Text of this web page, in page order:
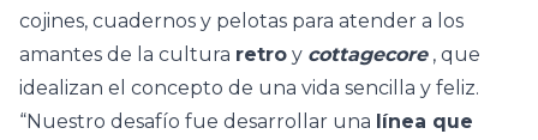
cojines, cuadernos y pelotas para atender a los
amantes de la cultura retro y cottagecore, que
idealizan el concepto de una vida sencilla y feliz.
“Nuestro desafío fue desarrollar una línea que